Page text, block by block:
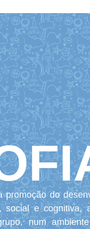
do
social e cognitiva,
num ambiente